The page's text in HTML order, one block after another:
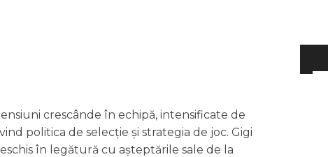
crescânde în echipă, intensificate de
politica de selecție și strategia de joc. Gigi
în legătură cu așteptările sale de la